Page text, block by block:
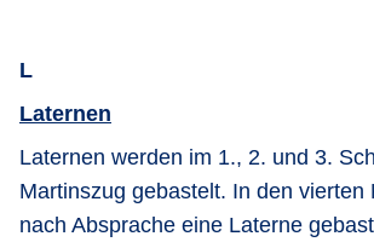
L
Laternen
Laternen werden im 1., 2. und 3.
Martinszug gebastelt. In den vierten
nach Absprache eine Laterne